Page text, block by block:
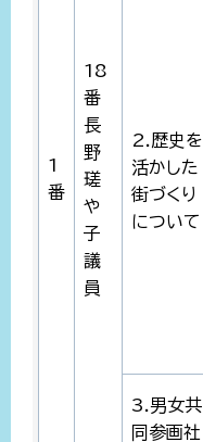
1
番
18
番
長
野
瑳
や
子
議
員
2.歴史を
活かした
街づくり
について
3.男女共
同参画社